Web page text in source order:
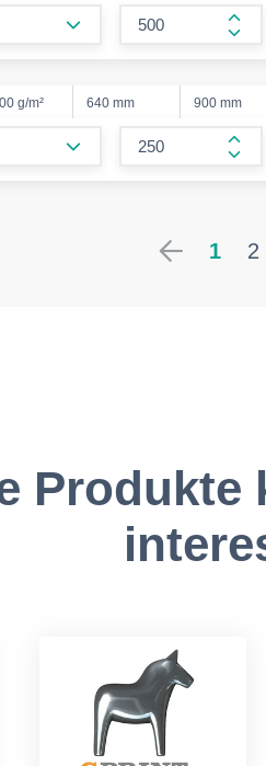
g/m² 640 mm 900 mm
1 2
Produkte